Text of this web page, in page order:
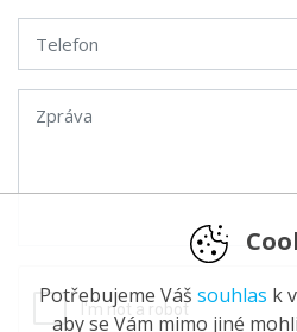
Potřebujeme Váš souhlas k
aby se Vám mimo jiné